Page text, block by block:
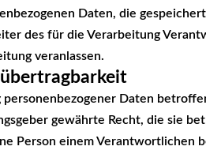
Daten, die
des für die Verarbeitung
veranlassen.
Daten
gewährte Recht, die sie
Person einem Verantwortlichen